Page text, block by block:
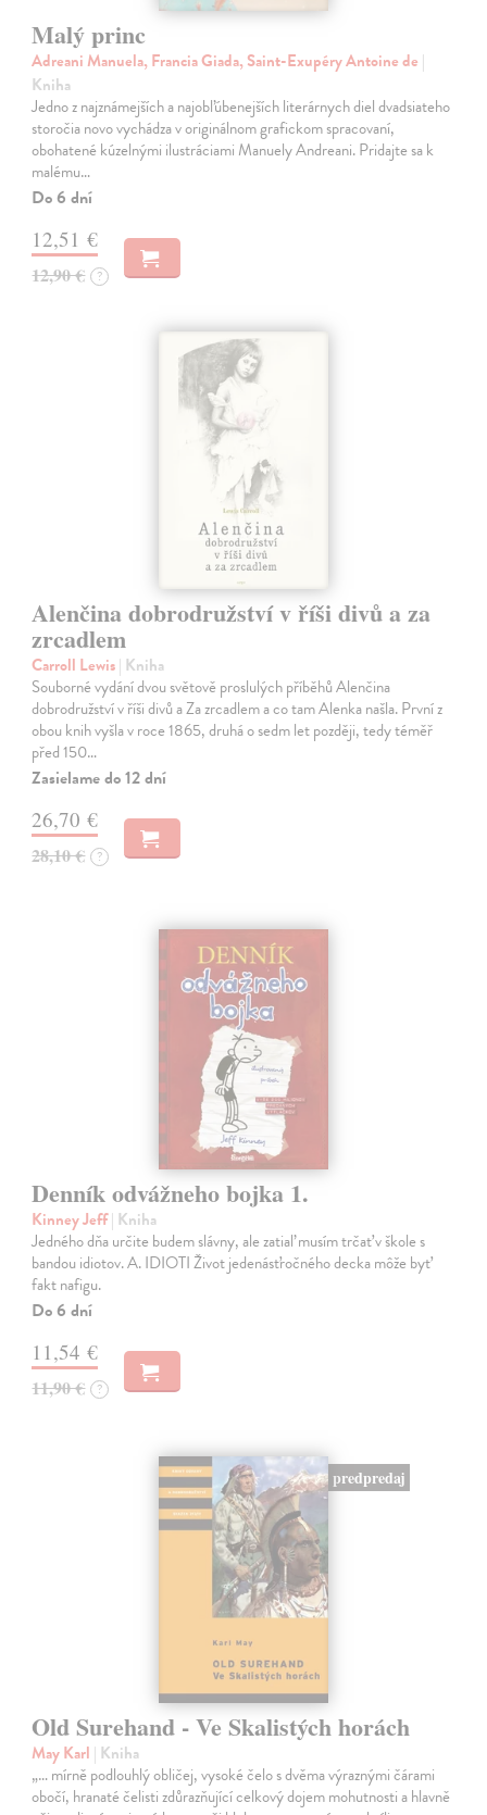
Malý princ
Adreani Manuela, Francia Giada, Saint-Exupéry Antoine de |
Kniha
Jedno z najznámejších a najobľúbenejších literárnych diel dvadsiateho
storočia novo vychádza v originálnom grafickom spracovaní,
obohatené kúzelnými ilustráciami Manuely Andreani. Pridajte sa k
malému…
Do 6 dní
12,51 €
12,90 € ?
Alenčina dobrodružství v říši divů a za
zrcadlem
Carroll Lewis| Kniha
Souborné vydání dvou světově proslulých příběhů Alenčina
dobrodružství v říši divů a Za zrcadlem a co tam Alenka našla. První z
obou knih vyšla v roce 1865, druhá o sedm let později, tedy téměř
před 150…
Zasielame do 12 dní
26,70 €
28,10 € ?
Denník odvážneho bojka 1.
Kinney Jeff| Kniha
Jedného dňa určite budem slávny, ale zatiaľ musím trčať v škole s
bandou idiotov. A. IDIOTI Život jedenásťročného decka môže byť
fakt nafigu.
Do 6 dní
11,54 €
11,90 € ?
predpredaj
Old Surehand - Ve Skalistých horách
May Karl | Kniha
„… mírně podlouhlý obličej, vysoké čelo s dvěma výraznými čárami
obočí, hranaté čelisti zdůrazňující celkový dojem mohutnosti a hlavně